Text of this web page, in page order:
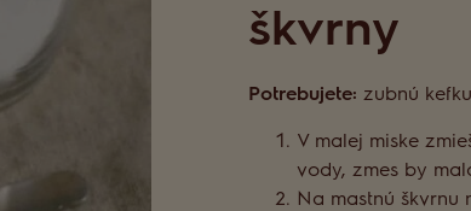
škvrny
Potrebujete: zubnú
V malej miske
vody, zmes by
Na mastnú škvrnu